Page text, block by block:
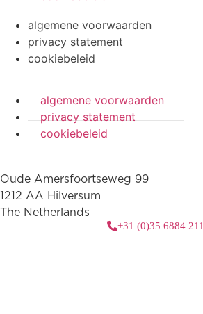
algemene voorwaarden
privacy statement
cookiebeleid
algemene voorwaarden
privacy statement
cookiebeleid
Oude Amersfoortseweg 99
1212 AA Hilversum
The Netherlands
+31 (0)35 6884 211